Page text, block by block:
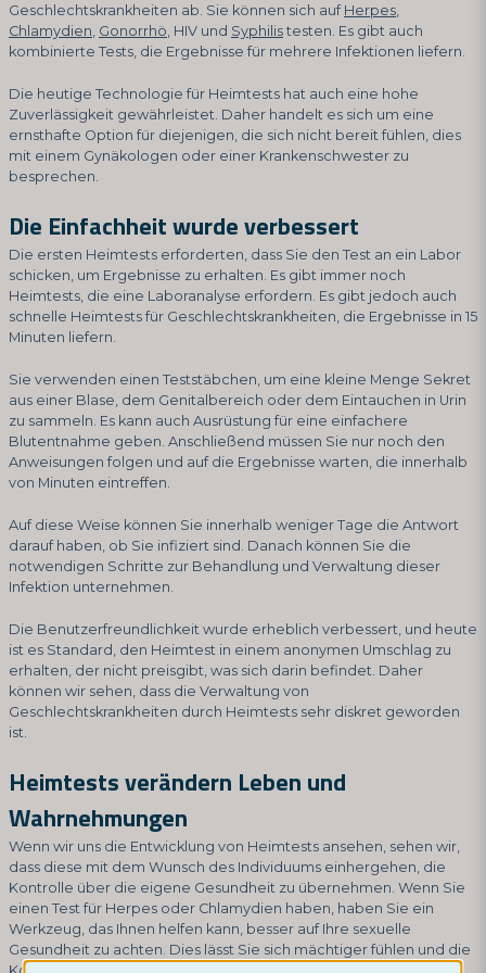
Geschlechtskrankheiten ab. Sie können sich auf Herpes,
Chlamydien, Gonorrhö, HIV und Syphilis testen. Es gibt auch
kombinierte Tests, die Ergebnisse für mehrere Infektionen liefern.
Die heutige Technologie für Heimtests hat auch eine hohe
Zuverlässigkeit gewährleistet. Daher handelt es sich um eine
ernsthafte Option für diejenigen, die sich nicht bereit fühlen, dies
mit einem Gynäkologen oder einer Krankenschwester zu
besprechen.
Die Einfachheit wurde verbessert
Die ersten Heimtests erforderten, dass Sie den Test an ein Labor
schicken, um Ergebnisse zu erhalten. Es gibt immer noch
Heimtests, die eine Laboranalyse erfordern. Es gibt jedoch auch
schnelle Heimtests für Geschlechtskrankheiten, die Ergebnisse in 15
Minuten liefern.
Sie verwenden einen Teststäbchen, um eine kleine Menge Sekret
aus einer Blase, dem Genitalbereich oder dem Eintauchen in Urin
zu sammeln. Es kann auch Ausrüstung für eine einfachere
Blutentnahme geben. Anschließend müssen Sie nur noch den
Anweisungen folgen und auf die Ergebnisse warten, die innerhalb
von Minuten eintreffen.
Auf diese Weise können Sie innerhalb weniger Tage die Antwort
darauf haben, ob Sie infiziert sind. Danach können Sie die
notwendigen Schritte zur Behandlung und Verwaltung dieser
Infektion unternehmen.
Die Benutzerfreundlichkeit wurde erheblich verbessert, und heute
ist es Standard, den Heimtest in einem anonymen Umschlag zu
erhalten, der nicht preisgibt, was sich darin befindet. Daher
können wir sehen, dass die Verwaltung von
Geschlechtskrankheiten durch Heimtests sehr diskret geworden
ist.
Heimtests verändern Leben und
Wahrnehmungen
Wenn wir uns die Entwicklung von Heimtests ansehen, sehen wir,
dass diese mit dem Wunsch des Individuums einhergehen, die
Kontrolle über die eigene Gesundheit zu übernehmen. Wenn Sie
einen Test für Herpes oder Chlamydien haben, haben Sie ein
Werkzeug, das Ihnen helfen kann, besser auf Ihre sexuelle
Gesundheit zu achten. Dies lässt Sie sich mächtiger fühlen und die